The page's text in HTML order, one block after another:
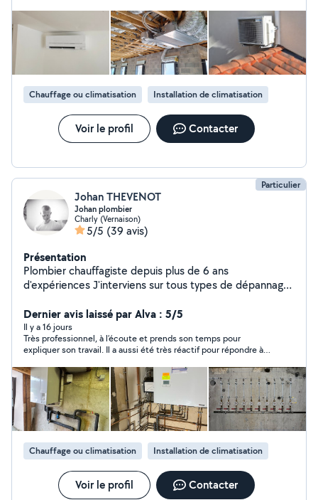
Chauffage ou climatisation Installation de climatisation
Voir le profil Contacter
Particulier
Johan THEVENOT
Johan plombier
Charly (Vernaison)
5/5 (39 avis)
Présentation
Plombier chauffagiste depuis plus de 6 ans
d'expériences J'interviens sur tous types de dépannages
Rénovation ou maison neuve. Installation de VMC
Pratiquant avec tout types de matériaux (cuivre,
multicouche, PVC..)
Dernier avis laissé par Alva : 5/5
Il y a 16 jours
Très professionnel, à l’écoute et prends son temps pour
expliquer son travail. Il a aussi été très réactif pour répondre à
Chauffage ou climatisation Installation de climatisation
Voir le profil Contacter